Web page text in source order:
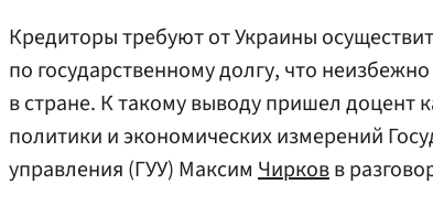
Кредиторы требуют от Украины
по государственному долгу, что
в стране. К такому выводу пришел доцент
политики и экономических измерений
управления (ГУУ) Максим Чирковв